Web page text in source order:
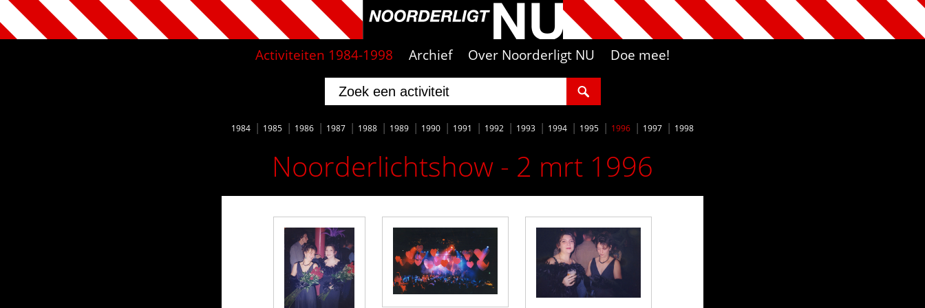
Activiteiten 1984-1998 Archief Over Noorderligt NU Doe mee!
1984 1985 1986 1987 1988 1989 1990 1991 1992 1993 1994 1995 1996 1997 1998
Noorderlichtshow - 2 mrt 1996